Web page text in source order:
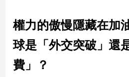
台
財
經
新
權力的傲慢隱藏在加
球是「外交突破」還
費」？